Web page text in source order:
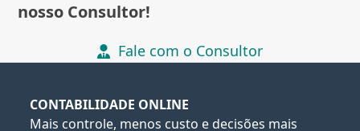
nosso Consultor!
Fale com o Consultor
CONTABILIDADE ONLINE
Mais controle, menos custo e decisões mais